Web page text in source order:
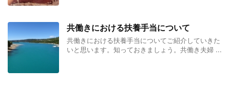
共働きにおける扶養手当について
共働きにおける扶養手当についてご紹介していきた
いと思います。知っておきましょう。共働き夫婦 ...